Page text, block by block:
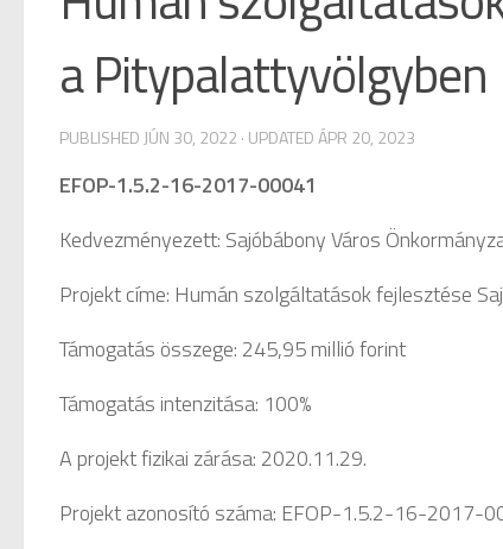
a Pitypalattyvölgyben
PUBLISHED JÚN 30, 2022 · UPDATEDÁPR 20, 2023
EFOP-1.5.2-16-2017-00041
Kedvezményezett: Sajóbábony Város
Projekt címe: Humán szolgáltatások fejlesztése
Támogatás összege: 245,95 millió forint
Támogatás intenzitása: 100%
A projekt fizikai zárása: 2020.11.29.
Projekt azonosító száma: EFOP-1.5.2-16-2017-